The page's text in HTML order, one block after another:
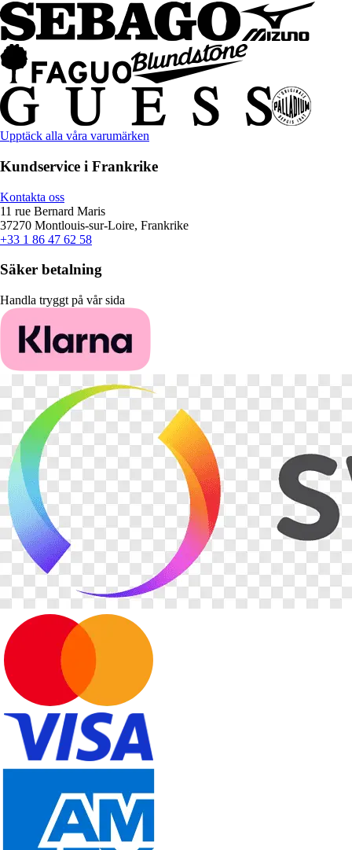
Upptäck alla våra varumärken
Kundservice i Frankrike
Kontakta oss
11 rue Bernard Maris
37270 Montlouis-sur-Loire, Frankrike
+33 1 86 47 62 58
Säker betalning
Handla tryggt på vår sida